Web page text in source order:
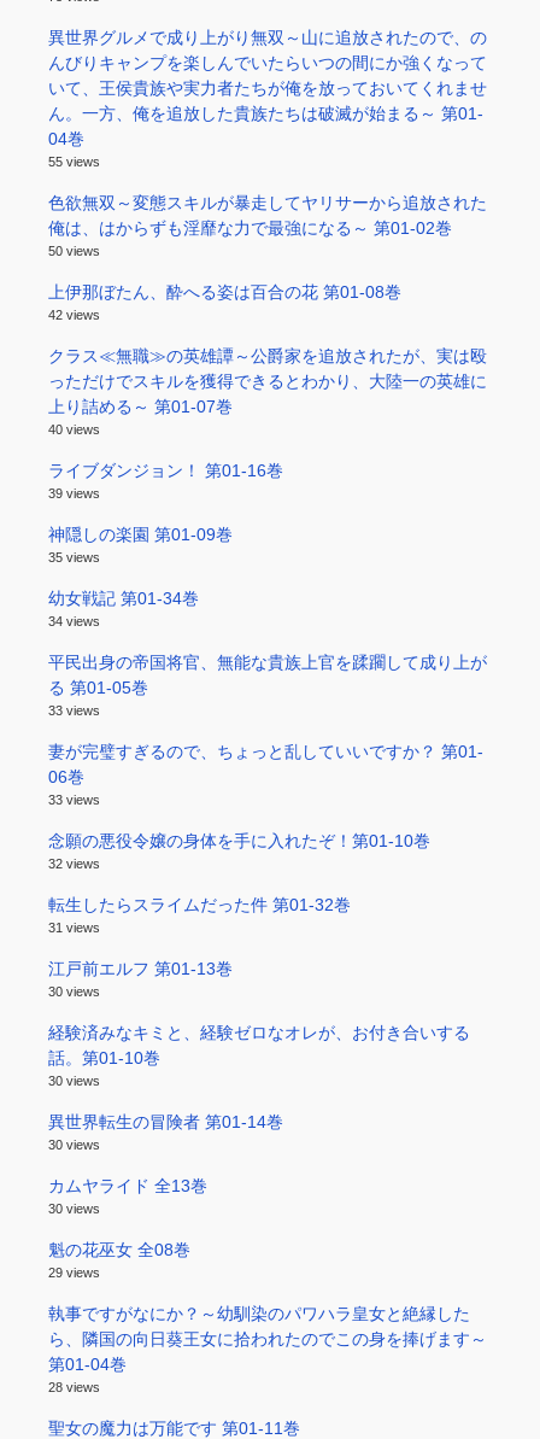
異世界グルメで成り上がり無双～山に追放されたので、の
んびりキャンプを楽しんでいたらいつの間にか強くなって
いて、王侯貴族や実力者たちが俺を放っておいてくれませ
ん。一方、俺を追放した貴族たちは破滅が始まる～ 第01-
04巻
55 views
色欲無双～変態スキルが暴走してヤリサーから追放された
俺は、はからずも淫靡な力で最強になる～ 第01-02巻
50 views
上伊那ぼたん、酔へる姿は百合の花 第01-08巻
42 views
クラス≪無職≫の英雄譚～公爵家を追放されたが、実は殴
っただけでスキルを獲得できるとわかり、大陸一の英雄に
上り詰める～ 第01-07巻
40 views
ライブダンジョン！ 第01-16巻
39 views
神隠しの楽園 第01-09巻
35 views
幼女戦記 第01-34巻
34 views
平民出身の帝国将官、無能な貴族上官を蹂躙して成り上が
る 第01-05巻
33 views
妻が完璧すぎるので、ちょっと乱していいですか？ 第01-
06巻
33 views
念願の悪役令嬢の身体を手に入れたぞ！第01-10巻
32 views
転生したらスライムだった件 第01-32巻
31 views
江戸前エルフ 第01-13巻
30 views
経験済みなキミと、経験ゼロなオレが、お付き合いする
話。第01-10巻
30 views
異世界転生の冒険者 第01-14巻
30 views
カムヤライド 全13巻
30 views
魁の花巫女 全08巻
29 views
執事ですがなにか？～幼馴染のパワハラ皇女と絶縁した
ら、隣国の向日葵王女に拾われたのでこの身を捧げます～
第01-04巻
28 views
聖女の魔力は万能です 第01-11巻